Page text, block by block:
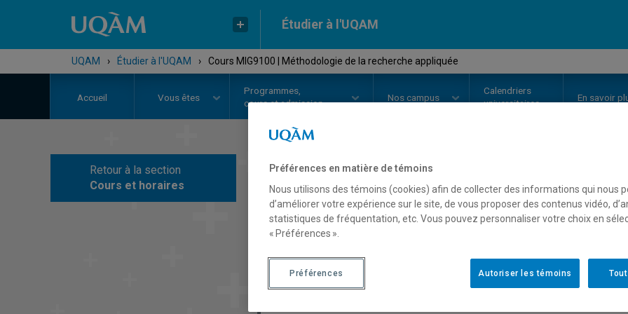
Étudier à l'UQAM
UQAM › Étudier à l'UQAM › Cours MIG9100 | Méthodologie de la recherche appliquée
Accueil Vous êtes
Programmes,
cours et admission
Nos campus
Calendriers
universitaires
En savoir
Retour à la section
Cours et horaires
COURS// MIG9100-
appliquée
Description Horaire - Été 2026
Préférences en matière de témoins
Nous utilisons des témoins (cookies) afin de collecter des informations qui nous
d’améliorer votre expérience sur le site, de vous proposer des contenus vidéo,
statistiques de fréquentation, etc. Vous pouvez personnaliser votre choix en
« Préférences ».
Autoriser les témoins
Préférences